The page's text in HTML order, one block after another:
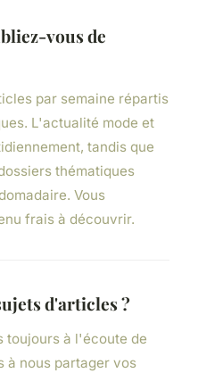
vous de
par semaine répartis
L'actualité mode et
tandis que
thématiques
Vous
frais à découvrir.
d'articles ?
toujours à l'écoute de
à nous partager vos